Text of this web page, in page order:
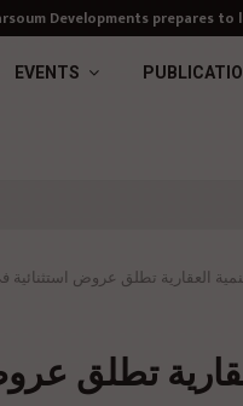
Developments prepares
EVENTS
العقارية تطلق عروض استثنائية
تطلق